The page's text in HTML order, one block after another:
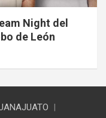
Night del
de León